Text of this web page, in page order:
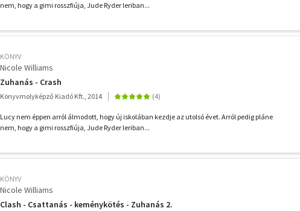
nem, hogy a gimi rosszfiúja, Jude Ryder leriban...
KÖNYV
Nicole Williams
Zuhanás - Crash
Könyvmolyképző Kiadó Kft., 2014
Lucy nem éppen arról álmodott, hogy új iskolában kezdje az utolsó évet. Arról pedig pláne
nem, hogy a gimi rosszfiúja, Jude Ryder leriban...
KÖNYV
Nicole Williams
Clash - Csattanás - keménykötés - Zuhanás 2.